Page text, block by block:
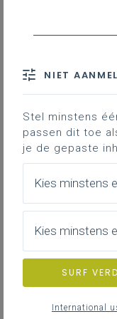
Visie
NIET
Stel minstens
passen dit toe
je de gepaste
Kies minstens
Kies minstens
SURF
International